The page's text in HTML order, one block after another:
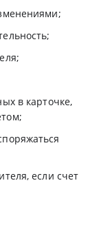
в карточке,
если счет